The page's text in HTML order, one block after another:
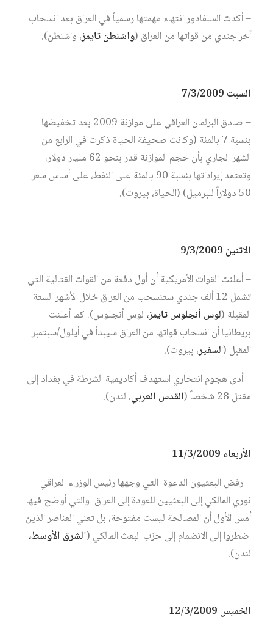
– أكدت السلفادور انتهاء مهمتها رسمياً في العراق بعد انسحاب
آخر جندي من قواتها من العراق (واشنطن تايمز، واشنطن).
السبت 7/3/2009
– صادق البرلمان العراقي على موازنة 2009 بعد تخفيضها
بنسبة 7 بالمئة (وكانت صحيفة الحياة ذكرت في الرابع من
الشهر الجاري بأن حجم الموازنة قدر بنحو 62 مليار دولار،
وتعتمد إيراداتها بنسبة 90 بالمئة على النفط، على أساس سعر
50 دولاراً للبرميل) (الحياة، بيروت).
الاثنين 9/3/2009
– أعلنت القوات الأمريكية أن أول دفعة من القوات القتالية التي
تشمل 12 ألف جندي ستنسحب من العراق خلال الأشهر الستة
المقبلة (لوس أنجلوس تايمز، لوس أنجلوس). كما أعلنت
بريطانيا أن انسحاب قواتها من العراق سيبدأ في أيلول/سبتمبر
المقبل (السفير، بيروت).
– أدى هجوم انتحاري استهدف أكاديمية الشرطة في بغداد إلى
مقتل 28 شخصاً (
القدس العربي، لندن).
الأربعاء 11/3/2009
– رفض البعثيون الدعوة التي وجهها رئيس الوزراء العراقي
نوري المالكي إلى البعثيين للعودة إلى العراق والتي أوضح فيها
أمس الأول أن المصالحة ليست مفتوحة، بل تعني العناصر الذين
اضطروا إلى الانضمام إلى حزب البعث المالكي (الشرق الأوسط،
لندن).
الخميس 12/3/2009